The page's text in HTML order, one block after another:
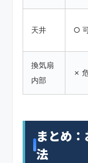
天井 ○
換気扇
内部
✗
まとめ
法